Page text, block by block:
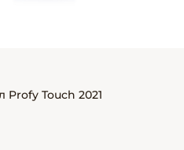
Profy Touch 2021